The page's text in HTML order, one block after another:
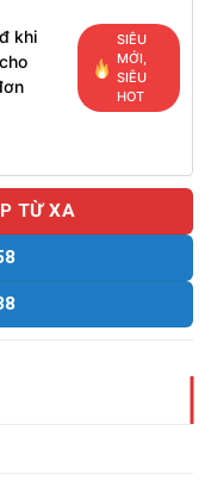
khi
SIÊU
MỚI,
SIÊU
HOT
TỪ XA